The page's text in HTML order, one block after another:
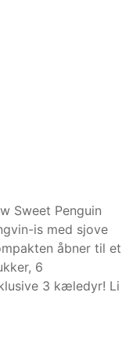
Sweet Penguin
is med sjove
åbner til et
6
3 kæledyr! Li